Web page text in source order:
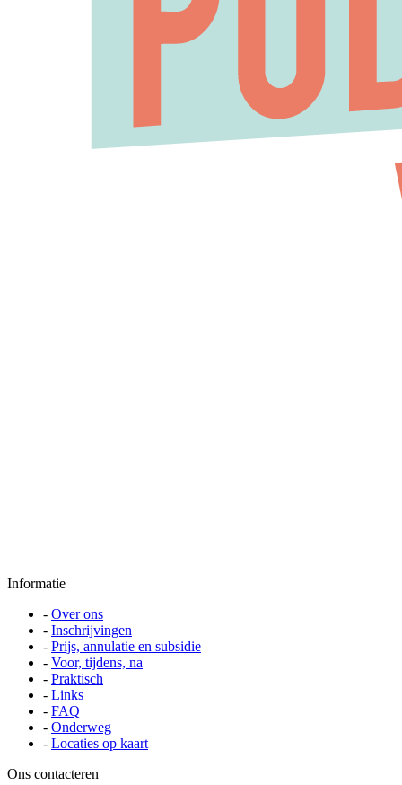
Informatie
- Over ons
- Inschrijvingen
- Prijs, annulatie en subsidie
- Voor, tijdens, na
- Praktisch
- Links
- FAQ
- Onderweg
- Locaties op kaart
Ons contacteren